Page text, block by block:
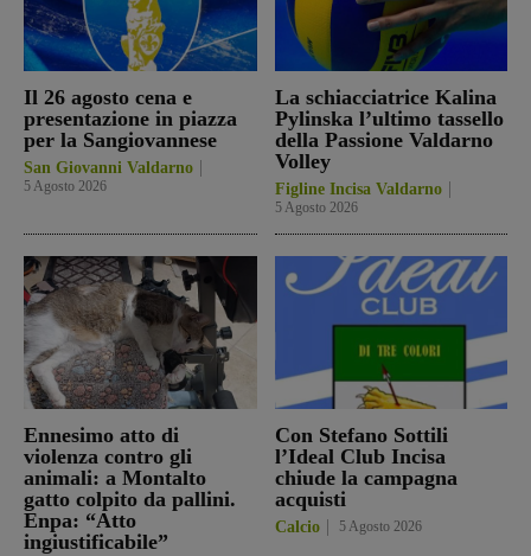
Il 26 agosto cena e
presentazione in piazza
per la Sangiovannese
San Giovanni Valdarno
5 Agosto 2026
La schiacciatrice Kalina
Pylinska l’ultimo tassello
della Passione Valdarno
Volley
Figline Incisa Valdarno
5 Agosto 2026
Ennesimo atto di
violenza contro gli
animali: a Montalto
gatto colpito da pallini.
Enpa: “Atto
ingiustificabile”
Con Stefano Sottili
l’Ideal Club Incisa
chiude la campagna
acquisti
Calcio 5 Agosto 2026